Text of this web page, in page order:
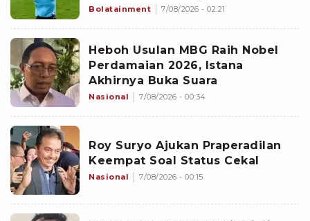
Suara
Bolatainment 7/08/2026 - 02:21
Heboh Usulan MBG Raih Nobel
Perdamaian 2026, Istana
Akhirnya Buka Suara
Nasional 7/08/2026 - 00:34
Roy Suryo Ajukan Praperadilan
Keempat Soal Status Cekal
Nasional 7/08/2026 - 00:15